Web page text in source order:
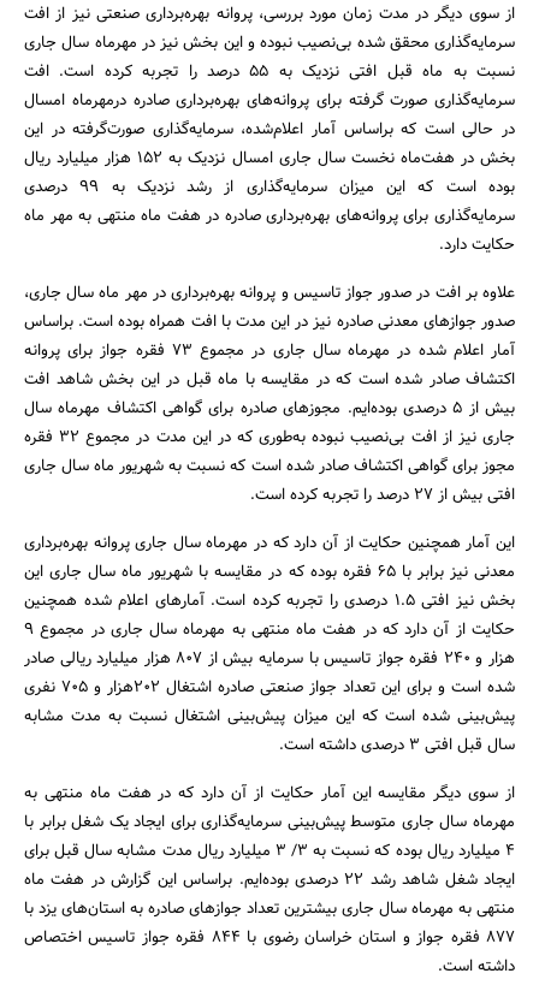
از سوی دیگر در مدت زمان مورد بررسی، پروانه‌ بهره‌برداری صنعتی نیز از افت
سرمایه‌گذاری محقق شده بی‌نصیب نبوده و این بخش نیز در مهرماه سال جاری
نسبت به ماه قبل افتی نزدیک به 55 درصد را تجربه کرده است. افت
سرمایه‌گذاری صورت گرفته برای پروانه‌های بهره‌برداری صادره درمهرماه امسال
در حالی است که براساس آمار اعلام‌شده، سرمایه‌گذاری صورت‌گرفته در این
بخش در هفت‌ماه نخست سال جاری امسال نزدیک به 152 هزار میلیارد ریال
بوده است که این میزان سرمایه‌گذاری از رشد نزدیک به 99 درصدی
سرمایه‌گذاری برای پروانه‌های بهره‌برداری صادره در هفت ماه منتهی به مهر ماه
حکایت دارد.
علاوه بر افت در صدور جواز تاسیس و پروانه بهره‌برداری در مهر ماه سال جاری،
صدور جوازهای معدنی صادره نیز در این مدت با افت همراه بوده است. براساس
آمار اعلام شده در مهرماه سال جاری در مجموع 73 فقره جواز برای پروانه
اکتشاف صادر شده است که در مقایسه با ماه قبل در این بخش شاهد افت
بیش از 5 درصدی بوده‌ایم. مجوزهای صادره برای گواهی اکتشاف مهرماه سال
جاری نیز از افت بی‌نصیب نبوده به‌طوری که در این مدت در مجموع 32 فقره
مجوز برای گواهی اکتشاف صادر شده است که نسبت به شهریور ماه سال جاری
افتی بیش از 27 درصد را تجربه کرده است.
این آمار همچنین حکایت از آن دارد که در مهرماه سال جاری پروانه بهره‌برداری
معدنی نیز برابر با 65 فقره بوده که در مقایسه با شهریور ماه سال جاری این
بخش نیز افتی 1.5 درصدی را تجربه کرده است. آمارهای اعلام شده همچنین
حکایت از آن دارد که در هفت ماه منتهی به مهرماه سال جاری در مجموع 9
هزار و 240 فقره جواز تاسیس با سرمایه بیش از 807 هزار میلیارد ریالی صادر
شده است و برای این تعداد جواز صنعتی صادره اشتغال 202‌هزار و 705 نفری
پیش‌بینی شده است که این میزان پیش‌بینی اشتغال نسبت به مدت مشابه
سال قبل افتی 3 درصدی داشته است.
از سوی دیگر مقایسه این آمار حکایت از آن دارد که در هفت ماه منتهی به
مهرماه سال جاری متوسط پیش‌بینی سرمایه‌گذاری برای ایجاد یک شغل برابر با
4 میلیارد ریال بوده که نسبت به 3/ 3 میلیارد ریال مدت مشابه سال قبل برای
ایجاد شغل شاهد رشد 22 درصدی بوده‌ایم. براساس این گزارش در هفت ماه
منتهی به مهرماه سال جاری بیشترین تعداد جوازهای صادره به استان‌های یزد با
877 فقره جواز و استان خراسان رضوی با 844 فقره جواز تاسیس اختصاص
داشته است.